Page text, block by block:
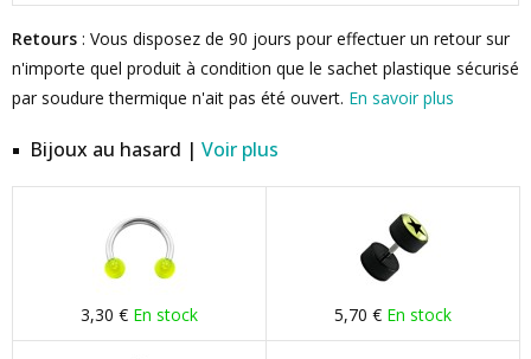
Retours : Vous disposez de 90 jours pour effectuer un retour sur
n'importe quel produit à condition que le sachet plastique sécurisé
par soudure thermique n'ait pas été ouvert. En savoir plus
Bijoux au hasard | Voir plus
3,30 € En stock 5,70 € En stock